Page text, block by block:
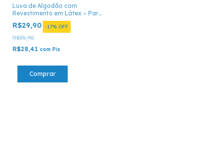
Luva de Algodão com
Revestimento em Látex – Par
– Uso Profissional
R$29,90 -17% OFF
R$35,90
R$28,41 com Pix